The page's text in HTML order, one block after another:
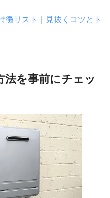
徴リスト｜見抜くコツとト
法を事前にチェッ